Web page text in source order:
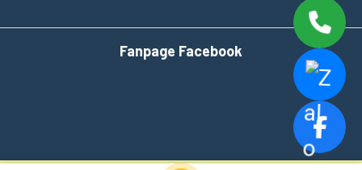
Fanpage Facebook